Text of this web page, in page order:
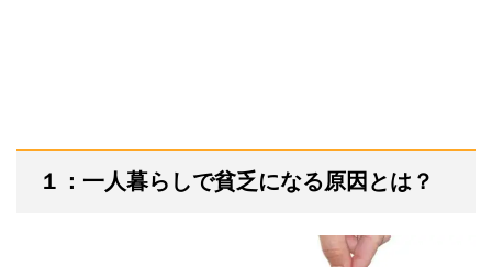
１：一人暮らしで貧乏になる原因とは？